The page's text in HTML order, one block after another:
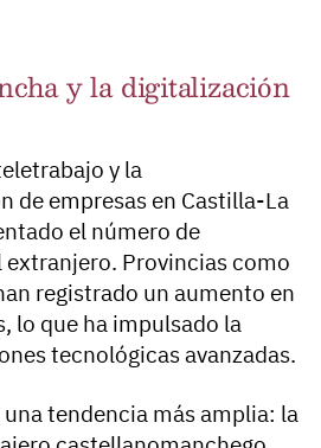
y la digitalización
y la
de empresas en Castilla-La
el número de
extranjero. Provincias como
registrado un aumento en
lo que ha impulsado la
tecnológicas avanzadas.
tendencia más amplia: la